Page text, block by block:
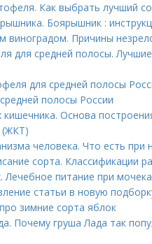
Как выбрать лучший
Боярышник :
виноградом. Причины
для средней полосы.
для средней полосы
полосы России
Основа
(ЖКТ)
человека. Что есть при
сорта. Классификации
Лечебное питание при
статьи в новую
зимние сорта яблок
Почему груша Лада так